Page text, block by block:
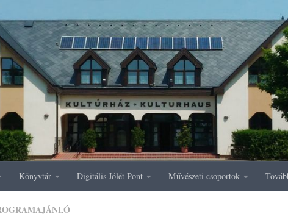
Könyvtár Digitális Jólét Pont Művészeti csoportok